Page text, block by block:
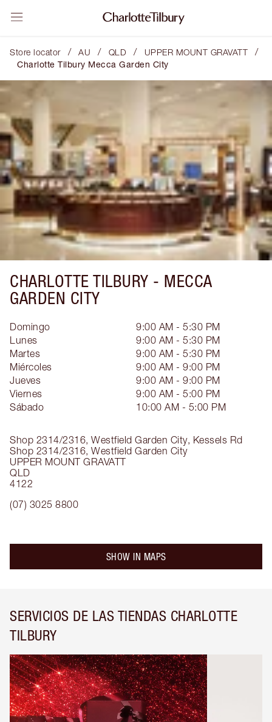
Store locator / AU / QLD / UPPER MOUNT GRAVATT /
Charlotte Tilbury Mecca Garden City
CHARLOTTE TILBURY - MECCA
GARDEN CITY
Shop 2314/2316, Westfield Garden City, Kessels Rd
Shop 2314/2316, Westfield Garden City
UPPER MOUNT GRAVATT
QLD
4122
(07) 3025 8800
Domingo
9:00 AM - 5:30 PM
Lunes
9:00 AM - 5:30 PM
Martes
9:00 AM - 5:30 PM
Miércoles
9:00 AM - 9:00 PM
Jueves
9:00 AM - 9:00 PM
Viernes
9:00 AM - 5:00 PM
Sábado
10:00 AM - 5:00 PM
SHOW IN MAPS
SERVICIOS DE LAS TIENDAS CHARLOTTE
TILBURY